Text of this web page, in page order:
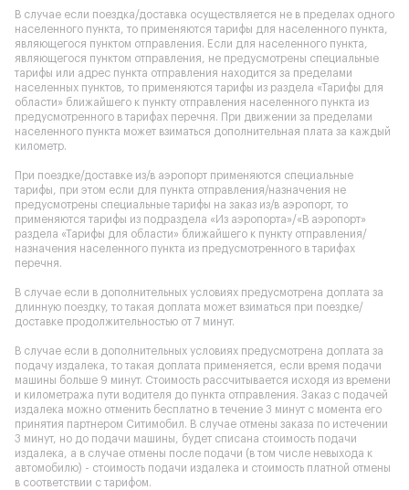
В случае если поездка/доставка осуществляется не в пределах одного
населенного пункта, то применяются тарифы для населенного пункта,
являющегося пунктом отправления. Если для населенного пункта,
являющегося пунктом отправления, не предусмотрены специальные
тарифы или адрес пункта отправления находится за пределами
населенных пунктов, то применяются тарифы из раздела «Тарифы для
области» ближайшего к пункту отправления населенного пункта из
предусмотренного в тарифах перечня. При движении за пределами
населенного пункта может взиматься дополнительная плата за каждый
километр.
При поездке/доставке из/в аэропорт применяются специальные
тарифы, при этом если для пункта отправления/назначения не
предусмотрены специальные тарифы на заказ из/в аэропорт, то
применяются тарифы из подраздела «Из аэропорта»/«В аэропорт»
раздела «Тарифы для области» ближайшего к пункту отправления/
назначения населенного пункта из предусмотренного в тарифах
перечня.
В случае если в дополнительных условиях предусмотрена доплата за
длинную поездку, то такая доплата может взиматься при поездке/
доставке продолжительностью от 7 минут.
В случае если в дополнительных условиях предусмотрена доплата за
подачу издалека, то такая доплата применяется, если время подачи
машины больше 9 минут. Стоимость рассчитывается исходя из времени
и километража пути водителя до пункта отправления. Заказ с подачей
издалека можно отменить бесплатно в течение 3 минут с момента его
принятия партнером Ситимобил. В случае отмены заказа по истечении
3 минут, но до подачи машины, будет списана стоимость подачи
издалека, а в случае отмены после подачи (в том числе невыхода к
автомобилю) - стоимость подачи издалека и стоимость платной отмены
в соответствии с тарифом.